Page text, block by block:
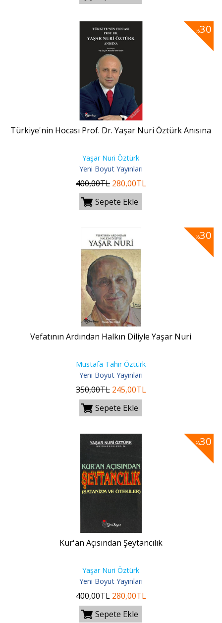
%30
Türkiye'nin Hocası Prof. Dr. Yaşar Nuri Öztürk Anısına
Yaşar Nuri Öztürk
Yeni Boyut Yayınları
400,00TL 280,00TL
Sepete Ekle
%30
Vefatının Ardından Halkın Diliyle Yaşar Nuri
Mustafa Tahir Öztürk
Yeni Boyut Yayınları
350,00TL 245,00TL
Sepete Ekle
%30
Kur'an Açısından Şeytancılık
Yaşar Nuri Öztürk
Yeni Boyut Yayınları
400,00TL 280,00TL
Sepete Ekle